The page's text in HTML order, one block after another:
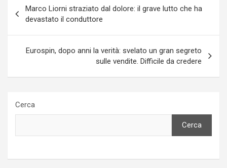
articoli
Marco Liorni straziato dal dolore: il grave lutto che ha
devastato il conduttore
Eurospin, dopo anni la verità: svelato un gran segreto
sulle vendite. Difficile da credere
Cerca
Cerca